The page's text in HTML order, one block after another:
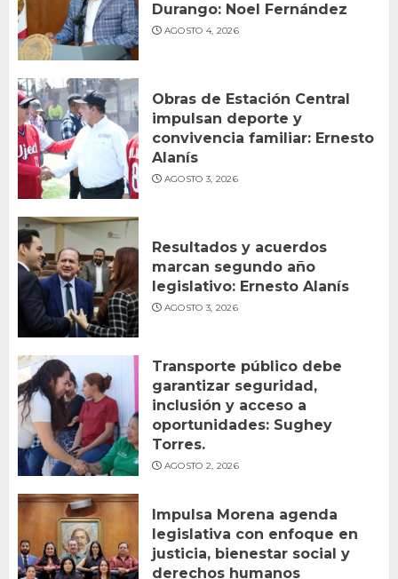
Durango: Noel Fernández
AGOSTO 4, 2026
Obras de Estación Central
impulsan deporte y
convivencia familiar: Ernesto
Alanís
AGOSTO 3, 2026
Resultados y acuerdos
marcan segundo año
legislativo: Ernesto Alanís
AGOSTO 3, 2026
Transporte público debe
garantizar seguridad,
inclusión y acceso a
oportunidades: Sughey
Torres.
AGOSTO 2, 2026
Impulsa Morena agenda
legislativa con enfoque en
justicia, bienestar social y
derechos humanos